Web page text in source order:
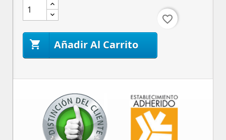
 Añadir Al Carrito
favorite_border